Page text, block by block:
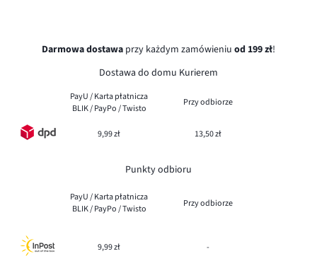
Darmowa dostawa przy każdym zamówieniu od 199 zł!
Dostawa do domu Kurierem
PayU / Karta płatnicza
BLIK / PayPo / Twisto
Przy odbiorze
9,99 zł 13,50 zł
Punkty odbioru
PayU / Karta płatnicza
BLIK / PayPo / Twisto
Przy odbiorze
9,99 zł -